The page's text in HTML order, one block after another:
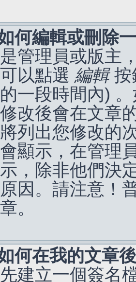
何編輯或刪除
管理員或版主
以點選 編輯按
一段時間內)
改後會在文章
列出您修改的
顯示，在管理
，除非他們決
因。請注意！
。
何在我的文章
建立一個簽名